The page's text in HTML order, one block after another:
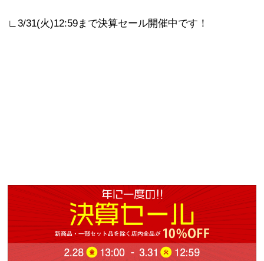
∟3/31(火)12:59まで決算セール開催中です！